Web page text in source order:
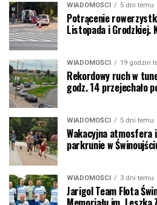
WIADOMOŚCI 5 dni temu
Potrącenie
Listopada i Grodzkiej.
WIADOMOŚCI 19 godzin
Rekordowy ruch w
godz. 14 przejechało
WIADOMOŚCI 5 dni temu
Wakacyjna atmosfera
parkrunie w
WIADOMOŚCI 3 dni temu
Jarigol Team Flota